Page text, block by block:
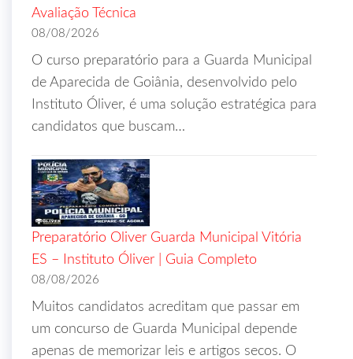
Avaliação Técnica
08/08/2026
O curso preparatório para a Guarda Municipal
de Aparecida de Goiânia, desenvolvido pelo
Instituto Óliver, é uma solução estratégica para
candidatos que buscam…
Preparatório Oliver Guarda Municipal Vitória
ES – Instituto Óliver | Guia Completo
08/08/2026
Muitos candidatos acreditam que passar em
um concurso de Guarda Municipal depende
apenas de memorizar leis e artigos secos. O